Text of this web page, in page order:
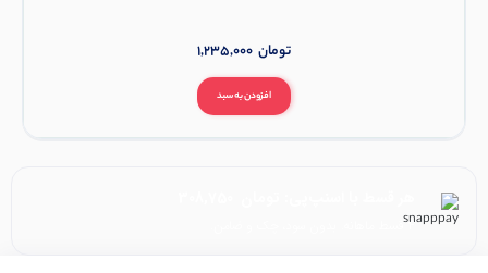
افزودن به سبد
1,235,000 تومان
۴ قسط ماهانه. بدون سود، چک و ضامن.